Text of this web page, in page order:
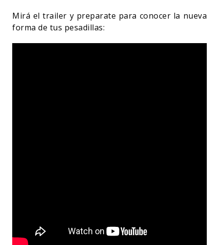
Mirá el trailer y preparate para conocer la nueva
forma de tus pesadillas: